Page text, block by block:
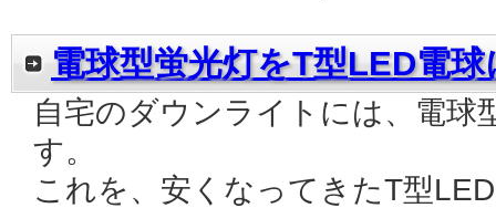
電球型蛍光灯をT型LED電球
自宅のダウンライトには、電球
す。
これを、安くなってきたT型